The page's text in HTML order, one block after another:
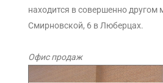
находится в совершенно другом
Смирновской, 6 в Люберцах.
Офис продаж